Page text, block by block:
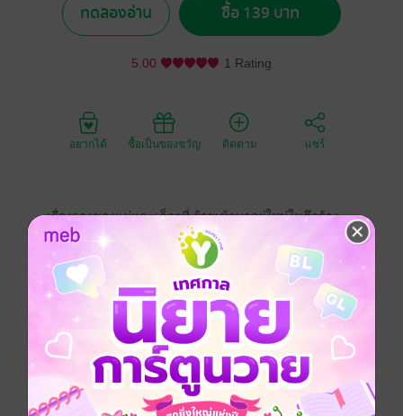
ทดลองอ่าน ซื้อ 139 บาท
5.00 1 Rating
อยากได้ ซื้อเป็นของขวัญ ติดตาม แชร์
เรื่องรางของแม่และเด็กๆที่ ย้ายเข้ามาอยู่ใหม่ในตึกร้าง
อาถรรพ์ ที่ทั่วบริเวณเต็มไปด้วยภูตผีโผล่มาให้พบเจอ แต่
แม่ไม่ได้สอนให้เด็กๆ กลัวผี แต่สอนให้ ก้าวผ่านความกลัว
ไปให้ได้ เด็กๆ จึงใช้วิธีแบบเด็กๆ แก้ปัญหาความกลัวและสู้
กับผี
แฟนตาซี
ซีรีส์ ตึกร้างอาถรรพ์ 1